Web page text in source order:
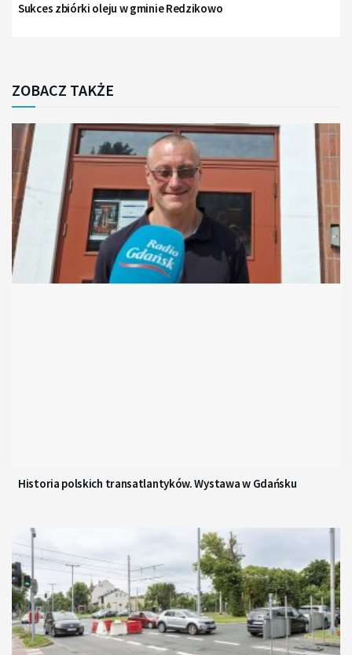
Sukces zbiórki oleju w gminie Redzikowo
ZOBACZ TAKŻE
Historia polskich transatlantyków. Wystawa w Gdańsku